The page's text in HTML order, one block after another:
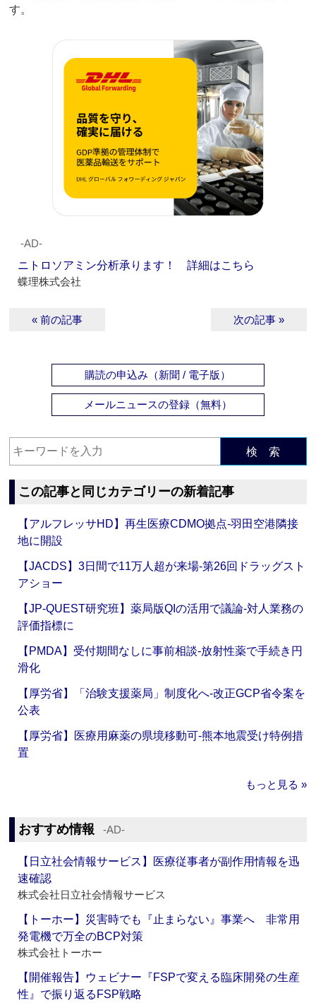
す。
‐AD‐
ニトロソアミン分析承ります！ 詳細はこちら
蝶理株式会社
« 前の記事 次の記事 »
購読の申込み（新聞 / 電子版）
メールニュースの登録（無料）
検 索
この記事と同じカテゴリーの新着記事
【アルフレッサHD】再生医療CDMO拠点‐羽田空港隣接
地に開設
【JACDS】3日間で11万人超が来場‐第26回ドラッグスト
アショー
【JP-QUEST研究班】薬局版QIの活用で議論‐対人業務の
評価指標に
【PMDA】受付期間なしに事前相談‐放射性薬で手続き円
滑化
【厚労省】「治験支援薬局」制度化へ‐改正GCP省令案を
公表
【厚労省】医療用麻薬の県境移動可‐熊本地震受け特例措
置
もっと見る »
おすすめ情報 ‐AD‐
【日立社会情報サービス】医療従事者が副作用情報を迅
速確認
株式会社日立社会情報サービス
【トーホー】災害時でも『止まらない』事業へ 非常用
発電機で万全のBCP対策
株式会社トーホー
【開催報告】ウェビナー『FSPで変える臨床開発の生産
性』で振り返るFSP戦略